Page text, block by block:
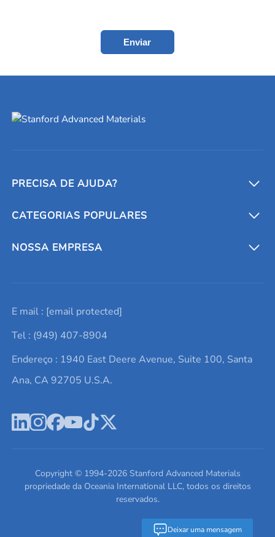
Enviar
Deixar uma mensagem
PRECISA DE AJUDA?
Conversores e calculadoras
Entre em contato conosco
Lista de consultas
Termos e Condições
Política de Privacidade
CATEGORIAS POPULARES
Metais refratários
Elementos de terras raras
Alvos de pulverização catódica
Ácido hialurônico
NOSSA EMPRESA
Promoções atuais
Notícias e blogs
Estudos de caso
Escreva para nós
E mail : [email protected]
Tel : (949) 407-8904
Endereço : 1940 East Deere Avenue, Suite 100, Santa
Ana, CA 92705 U.S.A.
Copyright © 1994-2026Stanford Advanced Materials
propriedade da Oceania International LLC, todos os direitos
reservados.